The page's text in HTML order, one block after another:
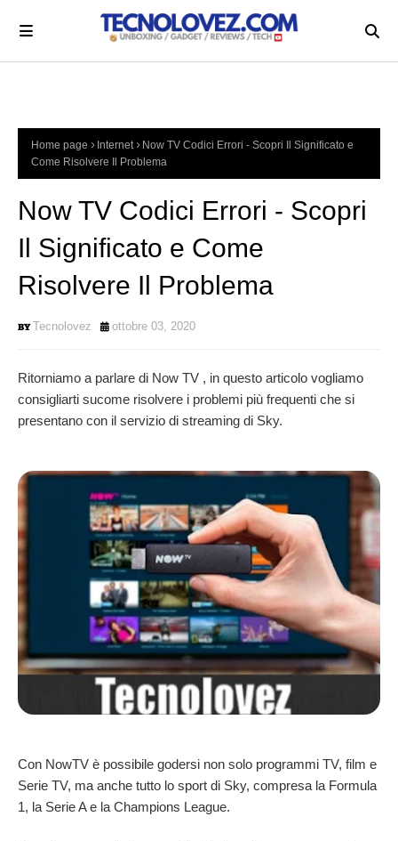
Home page Internet
Now TV Codici Errori - Scopri Il Significato e
Come Risolvere Il Problema
Now TV Codici Errori - Scopri
Il Significato e Come
Risolvere Il Problema
Tecnolovez ottobre 03, 2020
Ritorniamo a parlare di Now TV , in questo articolo vogliamo
consigliarti sucome risolvere i problemi più frequenti che si
presentano con il servizio di streaming di Sky.
Con NowTV è possibile godersi non solo programmi TV, film e
Serie TV, ma anche tutto lo sport di Sky, compresa la Formula
1, la Serie A e la Champions League.